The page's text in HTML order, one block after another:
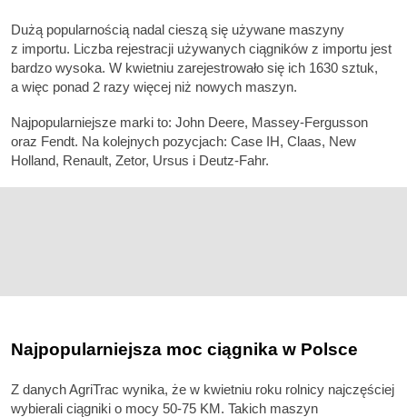
Dużą popularnością nadal cieszą się używane maszyny
z importu. Liczba rejestracji używanych ciągników z importu jest
bardzo wysoka. W kwietniu zarejestrowało się ich 1630 sztuk,
a więc ponad 2 razy więcej niż nowych maszyn.
Najpopularniejsze marki to: John Deere, Massey-Fergusson
oraz Fendt. Na kolejnych pozycjach: Case IH, Claas, New
Holland, Renault, Zetor, Ursus i Deutz-Fahr.
Najpopularniejsza moc ciągnika w Polsce
Z danych AgriTrac wynika, że w kwietniu roku rolnicy najczęściej
wybierali ciągniki o mocy 50-75 KM. Takich maszyn